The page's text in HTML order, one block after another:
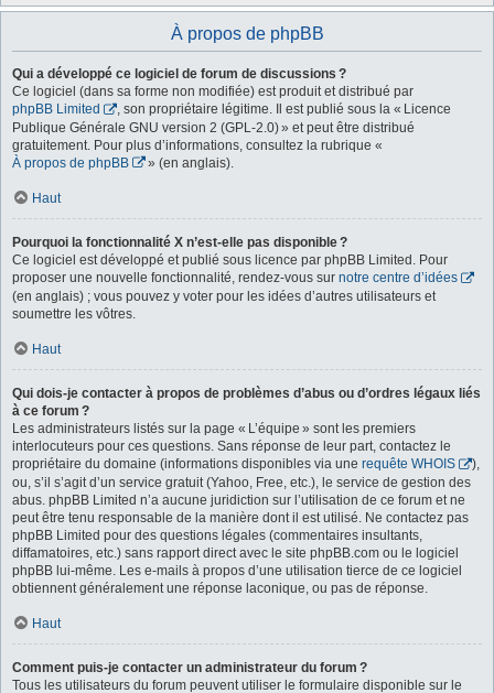
À propos de phpBB
Qui a développé ce logiciel de forum de discussions ?
Ce logiciel (dans sa forme non modifiée) est produit et distribué par
phpBB Limited
, son propriétaire légitime. Il est publié sous la « Licence
Publique Générale GNU version 2 (GPL-2.0) » et peut être distribué
gratuitement. Pour plus d’informations, consultez la rubrique «
À propos de phpBB
» (en anglais).
Haut
Pourquoi la fonctionnalité X n’est-elle pas disponible ?
Ce logiciel est développé et publié sous licence par phpBB Limited. Pour
proposer une nouvelle fonctionnalité, rendez-vous sur notre centre d’idées
(en anglais) ; vous pouvez y voter pour les idées d’autres utilisateurs et
soumettre les vôtres.
Haut
Qui dois-je contacter à propos de problèmes d’abus ou d’ordres légaux liés
à ce forum ?
Les administrateurs listés sur la page « L’équipe » sont les premiers
interlocuteurs pour ces questions. Sans réponse de leur part, contactez le
propriétaire du domaine (informations disponibles via une requête WHOIS
),
ou, s’il s’agit d’un service gratuit (Yahoo, Free, etc.), le service de gestion des
abus. phpBB Limited n’a aucune juridiction sur l’utilisation de ce forum et ne
peut être tenu responsable de la manière dont il est utilisé. Ne contactez pas
phpBB Limited pour des questions légales (commentaires insultants,
diffamatoires, etc.) sans rapport direct avec le site phpBB.com ou le logiciel
phpBB lui-même. Les e-mails à propos d’une utilisation tierce de ce logiciel
obtiennent généralement une réponse laconique, ou pas de réponse.
Haut
Comment puis-je contacter un administrateur du forum ?
Tous les utilisateurs du forum peuvent utiliser le formulaire disponible sur le